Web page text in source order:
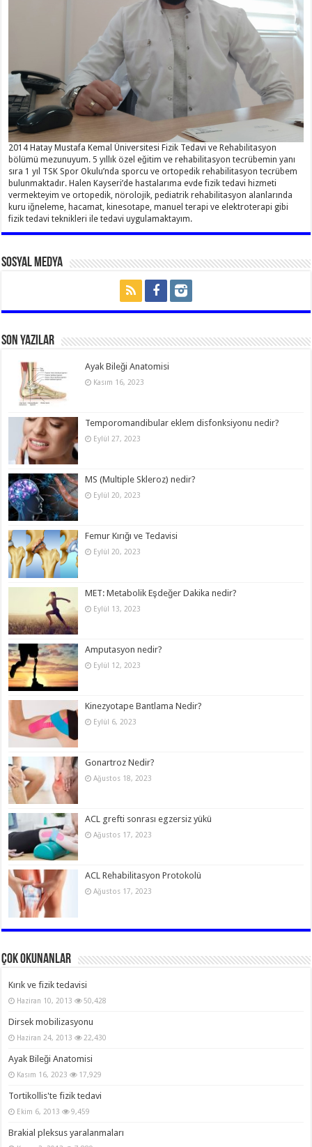
2014 Hatay Mustafa Kemal Üniversitesi Fizik Tedavi ve Rehabilitasyon
bölümü mezunuyum. 5 yıllık özel eğitim ve rehabilitasyon tecrübemin yanı
sıra 1 yıl TSK Spor Okulu’nda sporcu ve ortopedik rehabilitasyon tecrübem
bulunmaktadır. Halen Kayseri’de hastalarıma evde fizik tedavi hizmeti
vermekteyim ve ortopedik, nörolojik, pediatrik rehabilitasyon alanlarında
kuru iğneleme, hacamat, kinesotape, manuel terapi ve elektroterapi gibi
fizik tedavi teknikleri ile tedavi uygulamaktayım.
Sosyal Medya
Son Yazılar
Ayak Bileği Anatomisi
Kasım 16, 2023
Temporomandibular eklem disfonksiyonu nedir?
Eylül 27, 2023
MS (Multiple Skleroz) nedir?
Eylül 20, 2023
Femur Kırığı ve Tedavisi
Eylül 20, 2023
MET: Metabolik Eşdeğer Dakika nedir?
Eylül 13, 2023
Amputasyon nedir?
Eylül 12, 2023
Kinezyotape Bantlama Nedir?
Eylül 6, 2023
Gonartroz Nedir?
Ağustos 18, 2023
ACL grefti sonrası egzersiz yükü
Ağustos 17, 2023
ACL Rehabilitasyon Protokolü
Ağustos 17, 2023
Çok Okunanlar
Kırık ve fizik tedavisi
Haziran 10, 2013 50,428
Dirsek mobilizasyonu
Haziran 24, 2013 22,430
Ayak Bileği Anatomisi
Kasım 16, 2023 17,929
Tortikollis'te fizik tedavi
Ekim 6, 2013 9,459
Brakial pleksus yaralanmaları